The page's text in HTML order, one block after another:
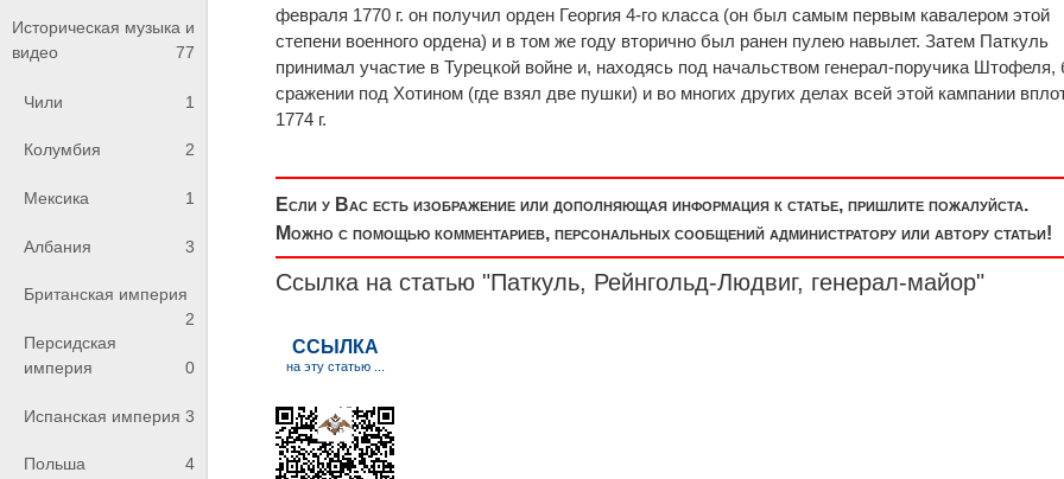
Историческая музыка и
видео
77
Чили 1
Колумбия 2
Мексика 1
Албания 3
Британская империя
2
Персидская
империя
0
Испанская империя 3
Польша 4
февраля 1770 г. он получил орден Георгия 4-го класса (он был самым первым кавалером этой
степени военного ордена) и в том же году вторично был ранен пулею навылет. Затем Паткуль
принимал участие в Турецкой войне и, находясь под начальством генерал-поручика
сражении под Хотином (где взял две пушки) и во многих других делах всей этой кампании
1774 г.
Если у Вас есть изображение или дополняющая информация к статье, пришлите пожалуйста.
Можно с помощью комментариев, персональных сообщений администратору или автору статьи!
Ссылка на статью "Паткуль, Рейнгольд-Людвиг, генерал-майор"